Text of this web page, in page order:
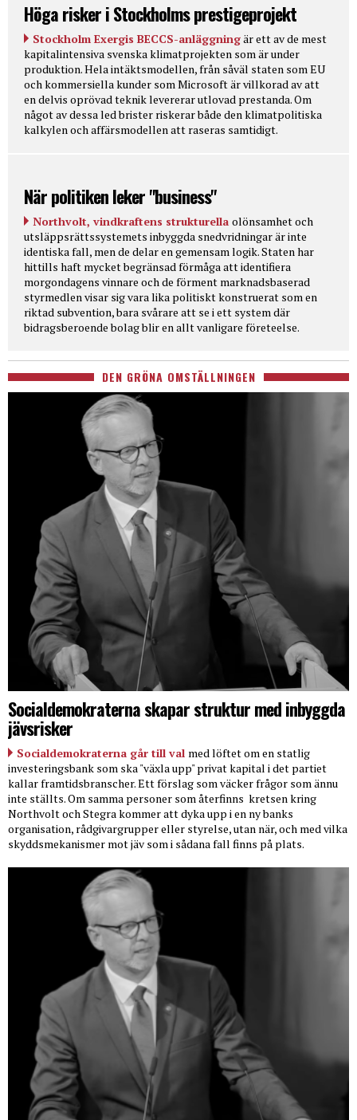
Höga risker i Stockholms prestigeprojekt
Stockholm Exergis BECCS-anläggningär ett av de mest
kapitalintensiva svenska klimatprojekten som är under
produktion. Hela intäktsmodellen, från såväl staten som EU
och kommersiella kunder som Microsoft är villkorad av att
en delvis oprövad teknik levererar utlovad prestanda. Om
något av dessa led brister riskerar både den klimatpolitiska
kalkylen och affärsmodellen att raseras samtidigt.
När politiken leker "business"
Northvolt, vindkraftens strukturella olönsamhet och
utsläppsrättssystemets inbyggda snedvridningar är inte
identiska fall, men de delar en gemensam logik. Staten har
hittills haft mycket begränsad förmåga att identifiera
morgondagens vinnare och de förment marknadsbaserad
styrmedlen visar sig vara lika politiskt konstruerat som en
riktad subvention, bara svårare att se i ett system där
bidragsberoende bolag blir en allt vanligare företeelse.
DEN GRÖNA OMSTÄLLNINGEN
Socialdemokraterna skapar struktur med inbyggda
jävsrisker
Socialdemokraterna går till val med löftet om en statlig
investeringsbank som ska "växla upp" privat kapital i det partiet
kallar framtidsbranscher. Ett förslag som väcker frågor som ännu
inte ställts. Om samma personer som återfinns kretsen kring
Northvolt och Stegra kommer att dyka upp i en ny banks
organisation, rådgivargrupper eller styrelse, utan när, och med vilka
skyddsmekanismer mot jäv som i sådana fall finns på plats.